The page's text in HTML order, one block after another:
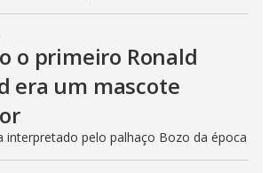
o primeiro Ronald
era um mascote
interpretado pelo palhaço Bozo da época